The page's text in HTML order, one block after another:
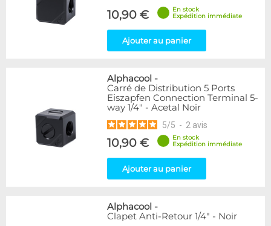
10,90 €
En stock
Expédition immédiate
Ajouter au panier
Alphacool -
Carré de Distribution 5 Ports
Eiszapfen Connection Terminal 5-
way 1/4" - Acetal Noir
5/5 - 2 avis
10,90 €
En stock
Expédition immédiate
Ajouter au panier
Alphacool -
Clapet Anti-Retour 1/4" - Noir